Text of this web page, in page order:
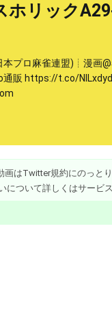
ホリック
プロ麻雀連盟)┊漫画
販 https://t.co/
はTwitter規約にのっと
ついて詳しくはサービ